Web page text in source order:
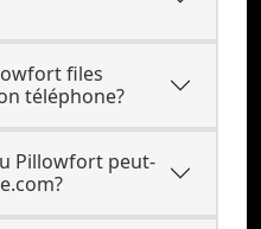
files
téléphone?
Pillowfort peut-